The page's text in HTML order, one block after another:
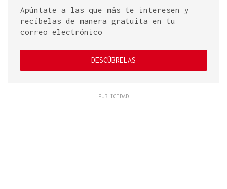
Apúntate a las que más te interesen y
recíbelas de manera gratuita en tu
correo electrónico
DESCÚBRELAS